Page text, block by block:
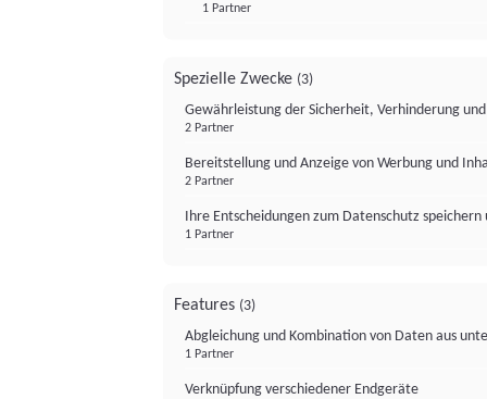
1 Partner
Spezielle Zwecke (3)
Gewährleistung der Sicherheit, Verhinderung
2 Partner
Bereitstellung und Anzeige von Werbung und
2 Partner
Ihre Entscheidungen zum Datenschutz
1 Partner
Features (3)
Abgleichung und Kombination von Daten aus
1 Partner
Verknüpfung verschiedener Endgeräte